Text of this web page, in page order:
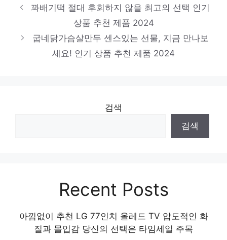
헬로맘떡볶이
제한된 시간, 무한한 가치 인기 상품 추천 제
품 2024
꽈배기떡 절대 후회하지 않을 최고의 선택 인기
상품 추천 제품 2024
굽네닭가슴살만두 센스있는 선물, 지금 만나보
세요! 인기 상품 추천 제품 2024
검색
검색
Recent Posts
아낌없이 추천 LG 77인치 올레드 TV 압도적인 화
질과 몰입감 당신의 선택은 타임세일 주목